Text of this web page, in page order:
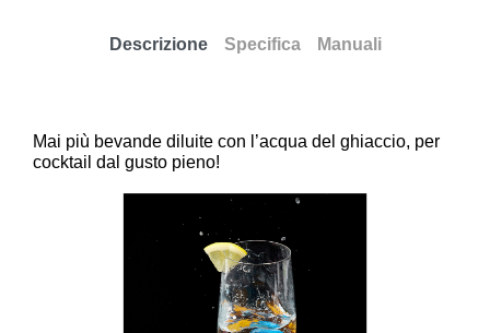
Descrizione Specifica Manuali
Mai più bevande diluite con l’acqua del ghiaccio, per
cocktail dal gusto pieno!